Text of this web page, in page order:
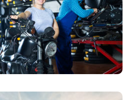
Zdravotné poistenie pre
Prečo Union